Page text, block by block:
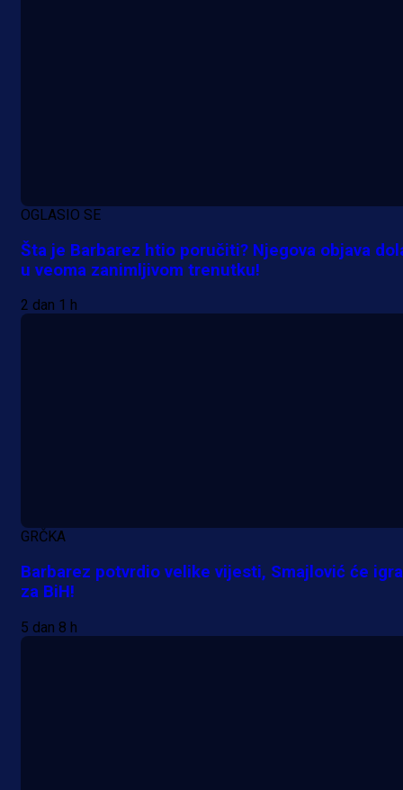
OGLASIO SE
Šta je Barbarez htio poručiti? Njegova objava
u veoma zanimljivom trenutku!
2 dan 1 h
GRČKA
Barbarez potvrdio velike vijesti, Smajlović će
za BiH!
5 dan 8 h